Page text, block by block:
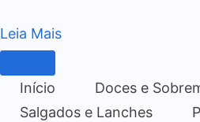
Leia Mais
Início
Doces e
Salgados e Lanches